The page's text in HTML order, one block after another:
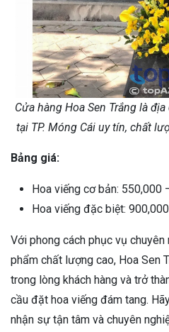
Cửa hàng Hoa Sen Trắng là
tại TP. Móng Cái uy tín, chất
Bảng giá:
Hoa viếng cơ bản: 550,000
Hoa viếng đặc biệt:
Với phong cách phục vụ chuyên
phẩm chất lượng cao, Hoa Sen
trong lòng khách hàng và trở
cầu đặt hoa viếng đám tang.
nhận sự tận tâm và chuyên